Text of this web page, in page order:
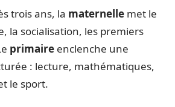
trois ans, la maternelle met le
la socialisation, les premiers
primaire enclenche une
: lecture, mathématiques,
le sport.